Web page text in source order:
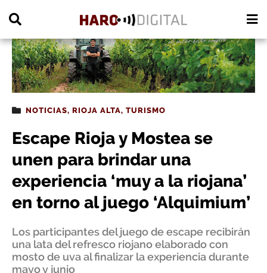
NOTICIAS, RIOJA ALTA, TURISMO
Escape Rioja y Mostea se
unen para brindar una
experiencia ‘muy a la riojana’
en torno al juego ‘Alquimium’
Los participantes del juego de escape recibirán
una lata del refresco riojano elaborado con
mosto de uva al finalizar la experiencia durante
mayo y junio